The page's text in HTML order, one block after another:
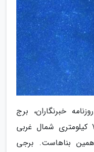
خبرنگاران، برج
تاریخی رادکان خراسان که در 74 کیلومتری شمال غربی
بناهاست. برجی